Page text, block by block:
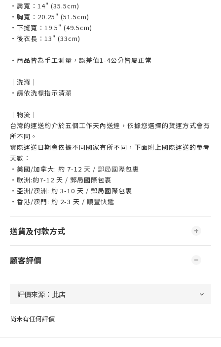
・肩寬：14" (35.5cm)
・胸寬：20.25" (51.5cm)
・下擺寬：19.5" (49.5cm)
・後衣長：13" (33cm)
・商品皆為手工測量，誤差值1-4公分皆屬正常
｜洗滌｜
・請依洗標指示清潔
｜物流｜
台灣的運送約介於五個工作天內送達，依據您選擇的貨運方式會有
所不同。
實際運送日期會依據不同國家有所不同，下面附上國際運送的參考
天數：
・美國/加拿大: 約 7-12 天 / 郵局國際包裹
・歐洲:約7-12 天 / 郵局國際包裹
・亞洲/澳洲: 約 3-10 天 / 郵局國際包裹
・香港/澳門: 約 2-3 天 / 順豐快遞
送貨及付款方式
顧客評價
尚未有任何評價